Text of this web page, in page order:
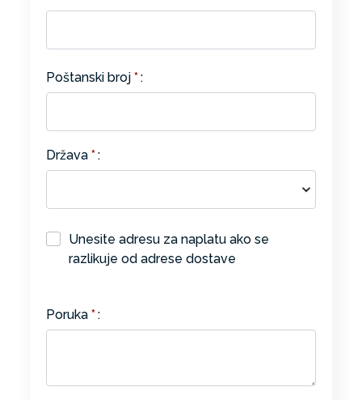
Poštanski broj *:
Država *:
Unesite adresu za naplatu ako se
razlikuje od adrese dostave
Poruka *: